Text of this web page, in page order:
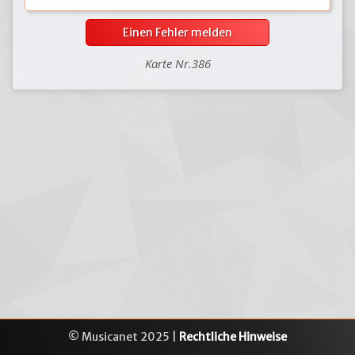
Einen Fehler melden
Karte Nr.386
© Musicanet 2025 | Rechtliche Hinweise